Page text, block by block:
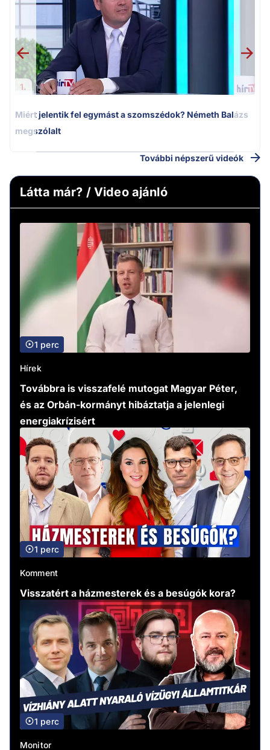
1.
Miért jelentik fel egymást a szomszédok? Németh Balázs
megszólalt
További népszerű videók
Látta már? / Video ajánló
1 perc
Hírek
Továbbra is visszafelé mutogat Magyar Péter,
és az Orbán-kormányt hibáztatja a jelenlegi
energiakrízisért
1 perc
Komment
Visszatért a házmesterek és a besúgók kora?
1 perc
Monitor